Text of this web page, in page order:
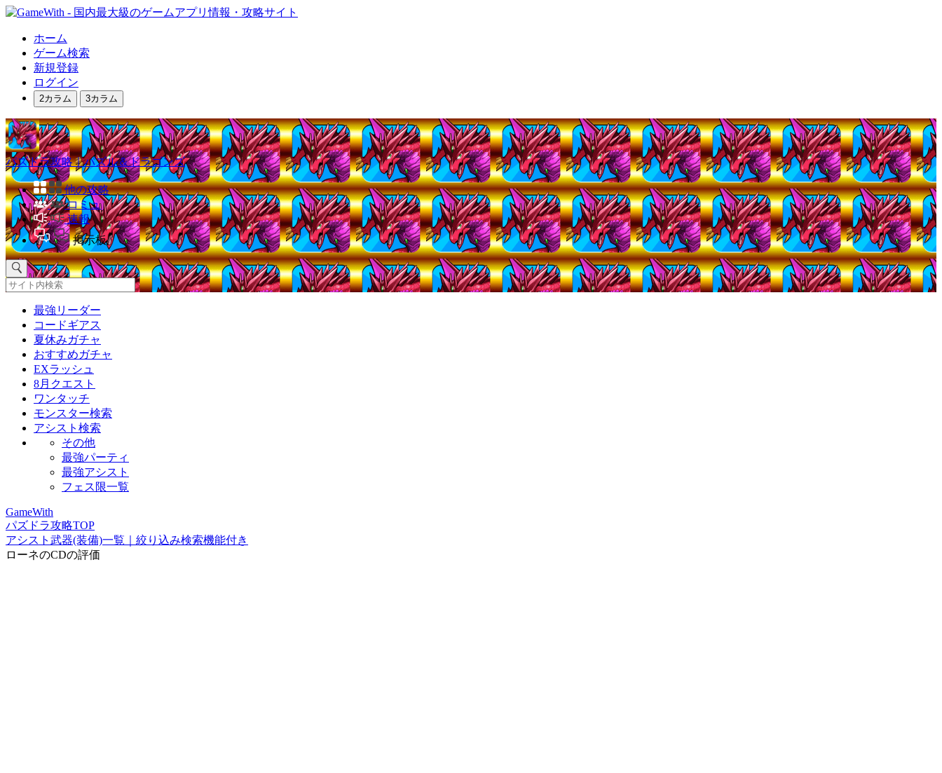
ホーム
ゲーム検索
新規登録
ログイン
2カラム 3カラム
パズドラ攻略｜パズル＆ドラゴンズ
他の攻略
コミュ
速報
掲示板
最強リーダー
コードギアス
夏休みガチャ
おすすめガチャ
EXラッシュ
8月クエスト
ワンタッチ
モンスター検索
アシスト検索
その他
最強パーティ
最強アシスト
フェス限一覧
GameWith
パズドラ攻略TOP
アシスト武器(装備)一覧｜絞り込み検索機能付き
ローネのCDの評価